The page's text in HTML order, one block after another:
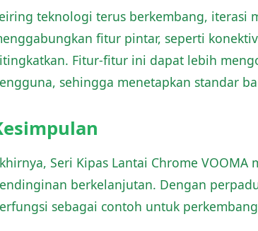
teknologi terus berkembang, iterasi
fitur pintar, seperti
Fitur-fitur ini dapat lebih
sehingga menetapkan standar
Seri Kipas Lantai Chrome
berkelanjutan. Dengan
sebagai contoh untuk